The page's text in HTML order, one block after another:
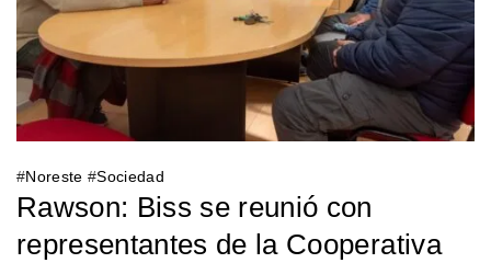
#Noreste #Sociedad
Rawson: Biss se reunió con
representantes de la Cooperativa